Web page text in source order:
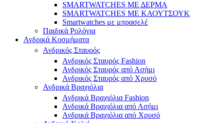
SMARTWATCHES ΜΕ ΔΕΡΜΑ
SMARTWATCHES ΜΕ ΚΑΟΥΤΣΟΥΚ
Smartwatches με μπρασελέ
Παιδικά Ρολόγια
Ανδρικά Κοσμήματα
Ανδρικός Σταυρός
Ανδρικός Σταυρός Fashion
Ανδρικός Σταυρός από Ασήμι
Ανδρικός Σταυρός από Χρυσό
Ανδρικά Βραχιόλια
Ανδρικά Βραχιόλια Fashion
Ανδρικά Βραχιόλια από Ασήμι
Ανδρικά Βραχιόλια από Χρυσό